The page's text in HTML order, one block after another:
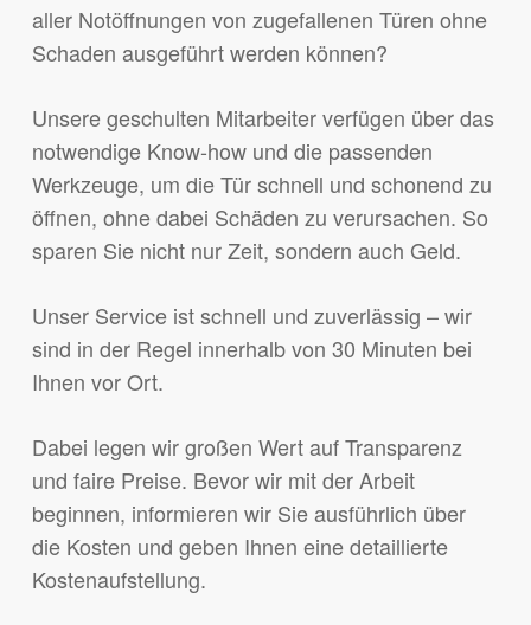
aller Notöffnungen von zugefallenen Türen ohne
Schaden ausgeführt werden können?
Unsere geschulten Mitarbeiter verfügen über das
notwendige Know-how und die passenden
Werkzeuge, um die Tür schnell und schonend zu
öffnen, ohne dabei Schäden zu verursachen. So
sparen Sie nicht nur Zeit, sondern auch Geld.
Unser Service ist schnell und zuverlässig – wir
sind in der Regel innerhalb von 30 Minuten bei
Ihnen vor Ort.
Dabei legen wir großen Wert auf Transparenz
und faire Preise. Bevor wir mit der Arbeit
beginnen, informieren wir Sie ausführlich über
die Kosten und geben Ihnen eine detaillierte
Kostenaufstellung.